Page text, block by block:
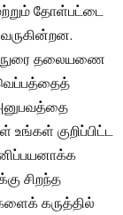
தோள்பட்டை
நுரை தலையணை
குறிப்பிட்ட
சிறந்த
கருத்தில்